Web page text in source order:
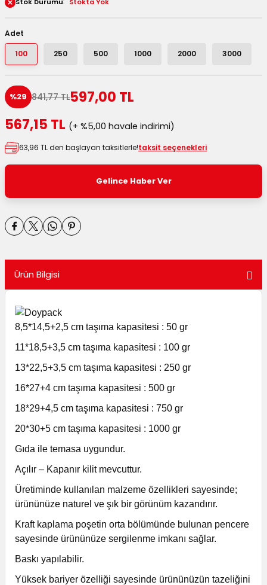
Kutuları
Kutuları
ve Koliler
Adet
100 250 500 1000 2000 3000
%29 841,77 TL597,00 TL
567,15 TL (+ %5,00 havale indirimi)
63,96 TL den başlayan taksitlerle!taksit seçenekleri
Gelince Haber Ver
Ürün Bilgisi
8,5*14,5+2,5 cm taşıma kapasitesi : 50 gr
11*18,5+3,5 cm taşıma kapasitesi : 100 gr
13*22,5+3,5 cm taşıma kapasitesi : 250 gr
16*27+4 cm taşıma kapasitesi : 500 gr
18*29+4,5 cm taşıma kapasitesi : 750 gr
20*30+5 cm taşıma kapasitesi : 1000 gr
Gıda ile temasa uygundur.
Açılır – Kapanır kilit mevcuttur.
Üretiminde kullanılan malzeme özellikleri sayesinde;
ürününüze naturel ve şık bir görünüm kazandırır.
Kraft kaplama poşetin orta bölümünde bulunan pencere
sayesinde ürününüze sergilenme imkanı sağlar.
Baskı yapılabilir.
Yüksek bariyer özelliği sayesinde ürününüzün tazeliğini